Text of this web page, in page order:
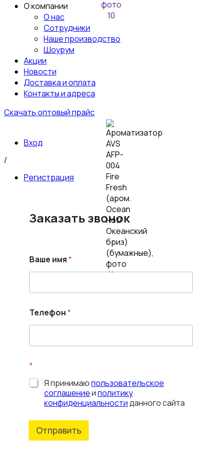
О компании
О нас
Сотрудники
Наше производство
Шоурум
Акции
Новости
Доставка и оплата
Контакты и адреса
Скачать оптовый прайс
Вход
/
Регистрация
Заказать звонок
е
л
ф
н
и
м
В
ш
Ваше имя*
Телефон*
*
Я принимаюпользовательское
соглашениеиполитику
конфиденциальностиданного сайта
Отправить